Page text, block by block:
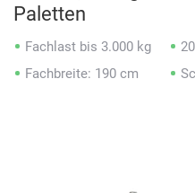
Paletten
Fachlast bis 3.000 kg
Fachbreite: 190 cm